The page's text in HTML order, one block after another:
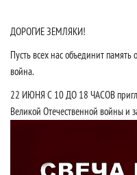
ДОРОГИЕ ЗЕМЛЯКИ!
Пусть всех нас объединит память
война.
22 ИЮНЯ С 10 ДО 18 ЧАСОВ
Великой Отечественной войны